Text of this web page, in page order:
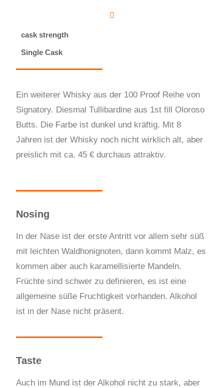
cask strength
Single Cask
Ein weiterer Whisky aus der 100 Proof Reihe von
Signatory. Diesmal Tullibardine aus 1st fill Oloroso
Butts. Die Farbe ist dunkel und kräftig. Mit 8
Jahren ist der Whisky noch nicht wirklich alt, aber
preislich mit ca. 45 € durchaus attraktiv.
Nosing
In der Nase ist der erste Antritt vor allem sehr süß
mit leichten Waldhonignoten, dann kommt Malz, es
kommen aber auch karamellisierte Mandeln.
Früchte sind schwer zu definieren, es ist eine
allgemeine süße Fruchtigkeit vorhanden. Alkohol
ist in der Nase nicht präsent.
Taste
Auch im Mund ist der Alkohol nicht zu stark, aber